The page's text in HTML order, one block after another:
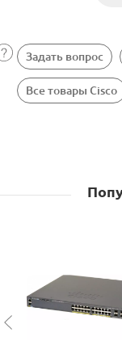
Задать вопрос
Все товары Cisco